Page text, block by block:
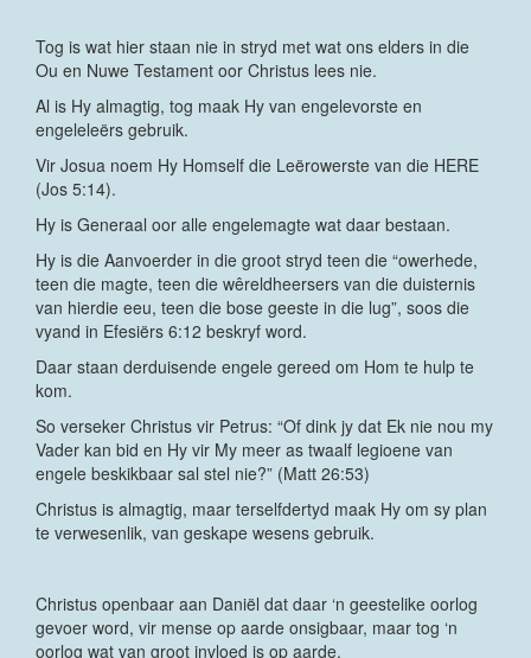
Tog is wat hier staan nie in stryd met wat ons elders in die
Ou en Nuwe Testament oor Christus lees nie.
Al is Hy almagtig, tog maak Hy van engelevorste en
engeleleërs gebruik.
Vir Josua noem Hy Homself die Leërowerste van die HERE
(Jos 5:14).
Hy is Generaal oor alle engelemagte wat daar bestaan.
Hy is die Aanvoerder in die groot stryd teen die “owerhede,
teen die magte, teen die wêreldheersers van die duisternis
van hierdie eeu, teen die bose geeste in die lug”, soos die
vyand in Efesiërs 6:12 beskryf word.
Daar staan derduisende engele gereed om Hom te hulp te
kom.
So verseker Christus vir Petrus: “Of dink jy dat Ek nie nou my
Vader kan bid en Hy vir My meer as twaalf legioene van
engele beskikbaar sal stel nie?” (Matt 26:53)
Christus is almagtig, maar terselfdertyd maak Hy om sy plan
te verwesenlik, van geskape wesens gebruik.
Christus openbaar aan Daniël dat daar ‘n geestelike oorlog
gevoer word, vir mense op aarde onsigbaar, maar tog ‘n
oorlog wat van groot invloed is op aarde.